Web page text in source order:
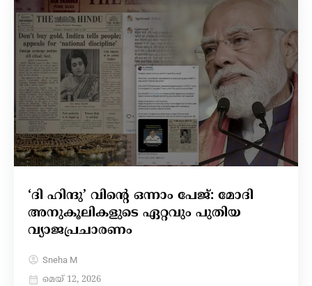
‘ദി ഹിന്ദു’ വിന്റെ ഒന്നാം പേജ്: മോദി
അനുകൂലികളുടെ ഏറ്റവും പുതിയ
വ്യാജപ്രചാരണം
Sneha M
മെയ്‌ 12, 2026